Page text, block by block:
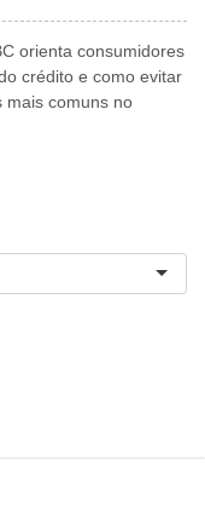
orienta consumidores
crédito e como evitar
mais comuns no